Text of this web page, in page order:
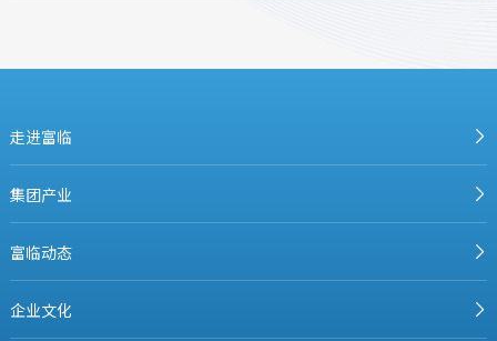
走进富临
集团产业
富临动态
企业文化